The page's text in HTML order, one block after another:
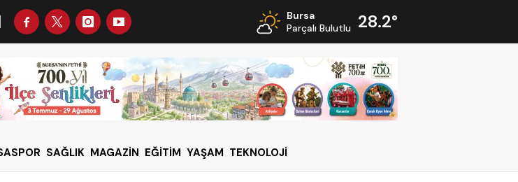
Bursa
Parçalı Bulutlu
28.2°
SAĞLIK MAGAZİN EĞİTİM YAŞAM TEKNOLOJİ